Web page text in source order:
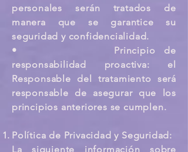
personales serán tratados de
manera que se garantice su
seguridad y confidencialidad.
• Principio de
responsabilidad proactiva: el
Responsable del tratamiento será
responsable de asegurar que los
principios anteriores se cumplen.
Política de Privacidad y Seguridad:
La siguiente información sobre